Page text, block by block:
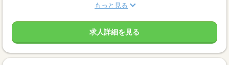
もっと見る
求人詳細を見る